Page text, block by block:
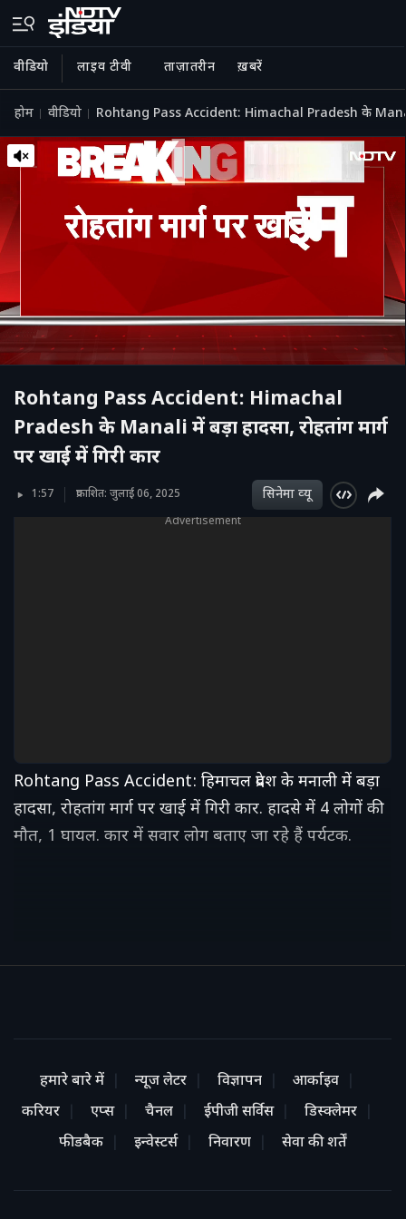
वीडियो लाइव टीवी ताज़ातरीन ख़बरें
होम वीडियो Rohtang Pass Accident: Himachal Pradesh के Manali
Rohtang Pass Accident: Himachal
Pradesh के Manali में बड़ा हादसा, रोहतांग मार्ग
पर खाई में गिरी कार
1:57 प्रकाशित: जुलाई 06, 2025 सिनेमा व्‍यू
Advertisement
Rohtang Pass Accident: हिमाचल प्रदेश के मनाली में बड़ा
हादसा, रोहतांग मार्ग पर खाई में गिरी कार. हादसे में 4 लोगों की
मौत, 1 घायल. कार में सवार लोग बताए जा रहे हैं पर्यटक.
हमारे बारे में न्यूज लेटर विज्ञापन
आर्काइव
करियर
एप्स चैनल ईपीजी सर्विस
डिस्क्लेमर
फीडबैक
इन्वेस्टर्स निवारण सेवा की शर्तें